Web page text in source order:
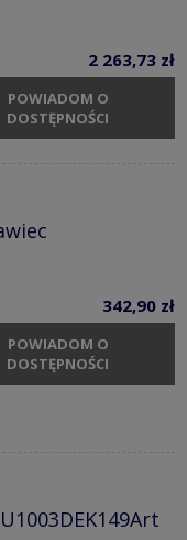
2 263,73 zł
POWIADOM O
DOSTĘPNOŚCI
342,90 zł
POWIADOM O
DOSTĘPNOŚCI